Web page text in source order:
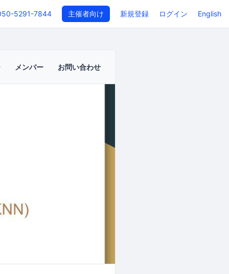
5291-7844 主催者向け 新規登録 ログイン English
メンバー お問い合わせ